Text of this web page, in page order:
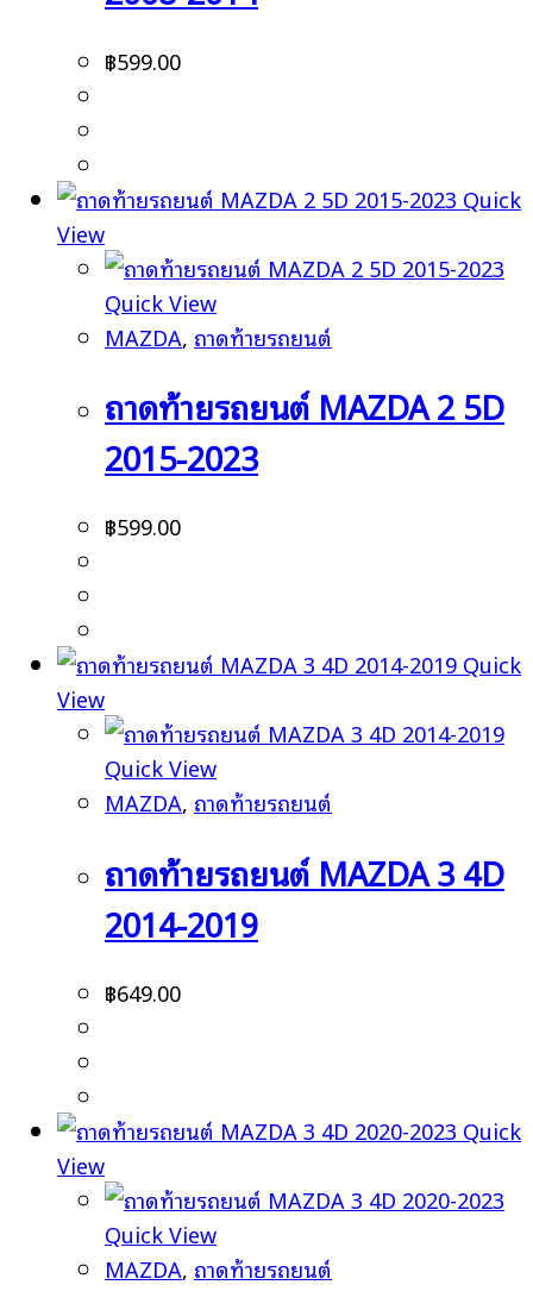
฿599.00
Quick
View
Quick View
MAZDA, ถาดท้ายรถยนต์
ถาดท้ายรถยนต์ MAZDA 2 5D
2015-2023
฿599.00
Quick
View
Quick View
MAZDA, ถาดท้ายรถยนต์
ถาดท้ายรถยนต์ MAZDA 3 4D
2014-2019
฿649.00
Quick
View
Quick View
MAZDA, ถาดท้ายรถยนต์